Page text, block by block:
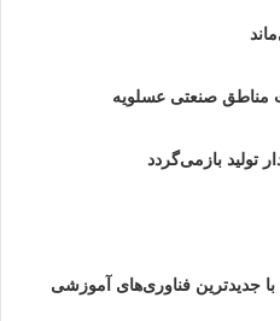
مناطق صنعتی عسلویه
تولید بازمی‌گردد